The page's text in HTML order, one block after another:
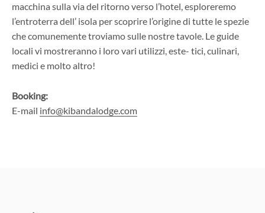
macchina sulla via del ritorno verso l’hotel, esploreremo
l’entroterra dell’ isola per scoprire l’origine di tutte le spezie
che comunemente troviamo sulle nostre tavole. Le guide
locali vi mostreranno i loro vari utilizzi, este- tici, culinari,
medici e molto altro!
Booking:
E-mail info@kibandalodge.com